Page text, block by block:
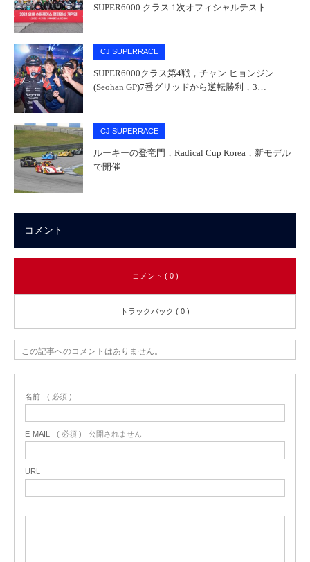
SUPER6000 クラス 1次オフィシャルテスト…
CJ SUPERRACE
SUPER6000クラス第4戦，チャン·ヒョンジン
(Seohan GP)7番グリッドから逆転勝利，3…
CJ SUPERRACE
ルーキーの登竜門，Radical Cup Korea，新モデル
で開催
コメント
コメント ( 0 )
トラックバック ( 0 )
この記事へのコメントはありません。
名前 ( 必須 )
E-MAIL ( 必須 ) - 公開されません -
URL